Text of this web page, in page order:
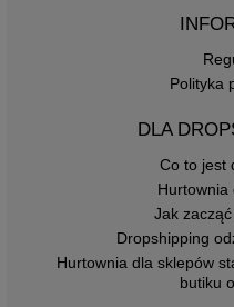
Polityka
DLA
Co to jest
Hurtownia
Jak
Dropshipping
Hurtownia dla sklepów
butiku